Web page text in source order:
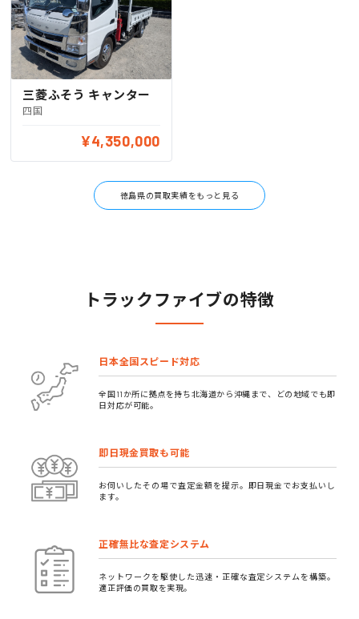
三菱ふそう キャンター
四国
¥4,350,000
徳島県の買取実績をもっと見る
トラックファイブの特徴
日本全国スピード対応
全国11か所に拠点を持ち北海道から沖縄まで、どの地域でも即
日対応が可能。
即日現金買取も可能
お伺いしたその場で査定金額を提示。即日現金でお支払いし
ます。
正確無比な査定システム
ネットワークを駆使した迅速・正確な査定システムを構築。
適正評価の買取を実現。